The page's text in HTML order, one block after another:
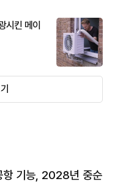
시킨 메이
항 기능, 2028년 중순